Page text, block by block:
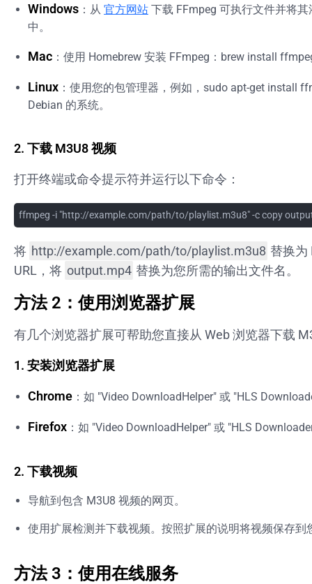
Windows ：从 官方网站 下载 FFmpeg 可执行文件并将其
中。
Mac ：使用 Homebrew 安装 FFmpeg： brew install
Linux ：使用您的包管理器，例如， sudo apt-get install
Debian 的系统。
2. 下载 M3U8 视频
打开终端或命令提示符并运行以下命令：
ffmpeg -i "http://example.com/path/to/playlist.m3u8" -c copy
将 http://example.com/path/to/playlist.m3u8 替换为
URL，将 output.mp4 替换为您所需的输出文件名。
方法 2：使用浏览器扩展
有几个浏览器扩展可帮助您直接从 Web 浏览器下载
1. 安装浏览器扩展
Chrome ：如 "Video DownloadHelper" 或 "HLS
Firefox ：如 "Video DownloadHelper" 或 "HLS
2. 下载视频
导航到包含 M3U8 视频的网页。
使用扩展检测并下载视频。按照扩展的说明将视频保存到
方法 3：使用在线服务